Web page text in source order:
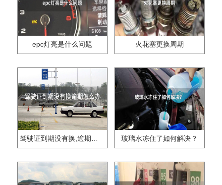
epc灯亮是什么问题 火花塞更换周期
驾驶证到期没有换,逾期怎么办?? 玻璃水冻住了如何解决？